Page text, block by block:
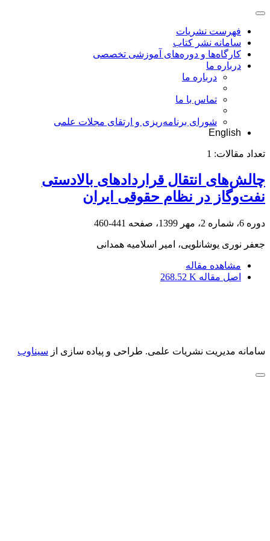
فهرست نشریات
سامانه نشر کتاب
کارگاه‌ها و دوره‌های آموزشی تخصصی
درباره ما
درباره ما
تماس با ما
شورای برنامه‌ریزی و ارتقای مجلات علمی
English
تعداد مقالات: 1
چالش‌های انتقال قراردادهای بالادستی
نفت‌وگاز در نظام حقوقی ایران
دوره 6، شماره 2، مهر 1399، صفحه 441-460
جعفر نوری یوشانلویی، امیر اسلامیه همدانی
مشاهده مقاله
اصل مقاله 268.52 K
سامانه مدیریت نشریات علمی. طراحی و پیاده سازی از سیناوب